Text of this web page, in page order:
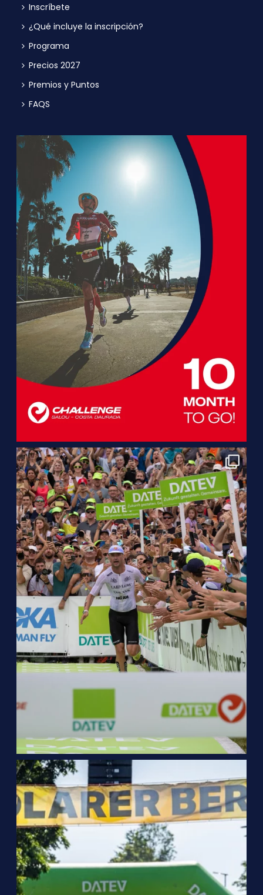
Inscríbete
¿Qué incluye la inscripción?
Programa
Precios 2027
Premios y Puntos
FAQS